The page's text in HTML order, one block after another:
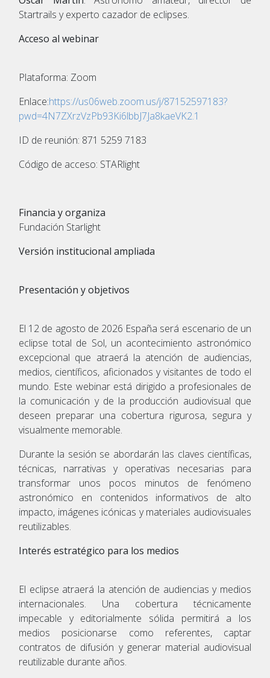
Startrails y experto cazador de eclipses.
Acceso al webinar
Plataforma: Zoom
Enlace:https://us06web.zoom.us/j/87152597183?
pwd=4N7ZXrzVzPb93Ki6lbbJ7Ja8kaeVK2.1
ID de reunión: 871 5259 7183
Código de acceso: STARlight
Financia y organiza
Fundación Starlight
Versión institucional ampliada
Presentación y objetivos
El 12 de agosto de 2026 España será escenario de un
eclipse total de Sol, un acontecimiento astronómico
excepcional que atraerá la atención de audiencias,
medios, científicos, aficionados y visitantes de todo el
mundo. Este webinar está dirigido a profesionales de
la comunicación y de la producción audiovisual que
deseen preparar una cobertura rigurosa, segura y
visualmente memorable.
Durante la sesión se abordarán las claves científicas,
técnicas, narrativas y operativas necesarias para
transformar unos pocos minutos de fenómeno
astronómico en contenidos informativos de alto
impacto, imágenes icónicas y materiales audiovisuales
reutilizables.
Interés estratégico para los medios
El eclipse atraerá la atención de audiencias y medios
internacionales. Una cobertura técnicamente
impecable y editorialmente sólida permitirá a los
medios posicionarse como referentes, captar
contratos de difusión y generar material audiovisual
reutilizable durante años.